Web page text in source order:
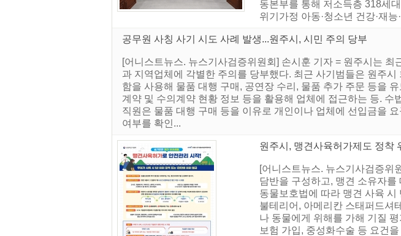
동본부를 통해 저소득층 318세
위기가정 아동·청소년 건강·재
공무원 사칭 사기 시도 사례 발생...원주시, 시민 주의 당부
[어니스트뉴스. 뉴스기사검증위원회] 손시훈 기자 = 원주시는
과 지역업체에 각별한 주의를 당부했다. 최근 사기범들은 원주
함을 사용해 물품 대행 구매, 공연장 수리, 물품 추가 주문 등을
계약 및 수의계약 현황 정보 등을 활용해 업체에 접근하는 등. 수
직원은 물품 대행 구매 등을 이유로 개인이나 업체에 선입금을
여부를 확인...
원주시, 맹견사육허가제도 정착
[어니스트뉴스. 뉴스기사검증위
담반을 구성하고, 맹견 소유자
동물보호법에 따라 맹견 사육 시
불테리어, 아메리칸 스태퍼드셔
나 동물에게 위해를 가해 기질
보험 가입, 중성화수술 등 요건